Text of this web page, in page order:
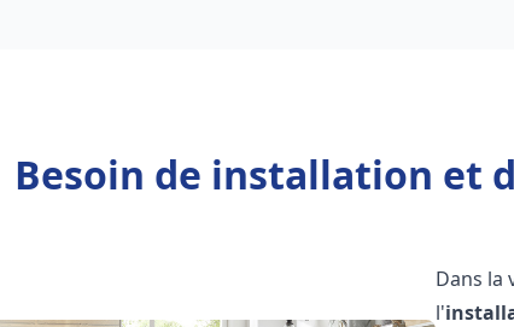
Besoin de installation et
Dans la
l'